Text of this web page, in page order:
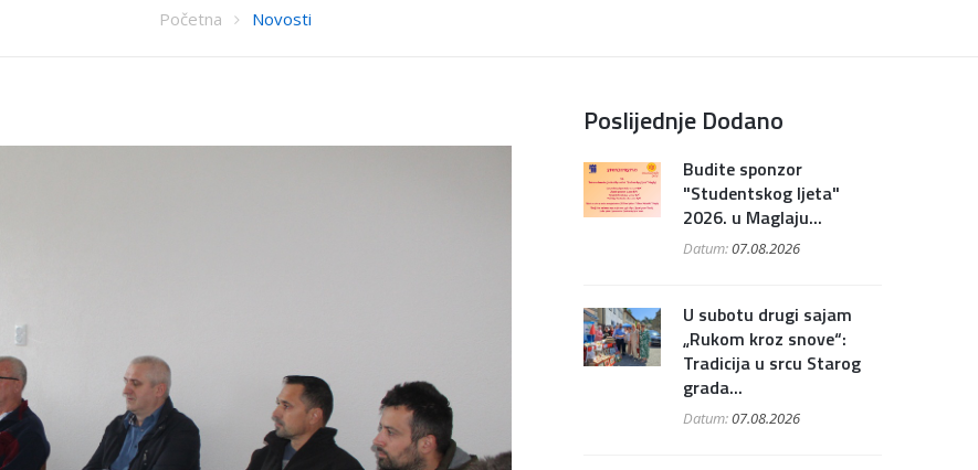
Početna Novosti
Poslijednje Dodano
Budite sponzor
"Studentskog ljeta"
2026. u Maglaju...
Datum:07.08.2026
U subotu drugi sajam
„Rukom kroz snove“:
Tradicija u srcu Starog
grada...
Datum:07.08.2026